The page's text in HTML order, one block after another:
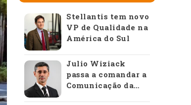
Stellantis tem novo
VP de Qualidade na
América do Sul
Julio Wiziack
passa a comandar a
Comunicação da